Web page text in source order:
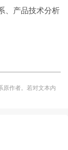
、产品技术分析
原作者。若对文本内